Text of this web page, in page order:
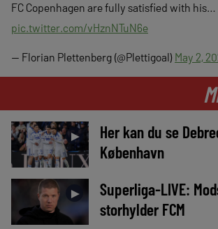
FC Copenhagen are fully satisfied with his…
pic.twitter.com/vHznNTuN6e
— Florian Plettenberg (@Plettigoal) May 2,
►
Her kan du se
København
►
Superliga-LIVE:
storhylder FCM